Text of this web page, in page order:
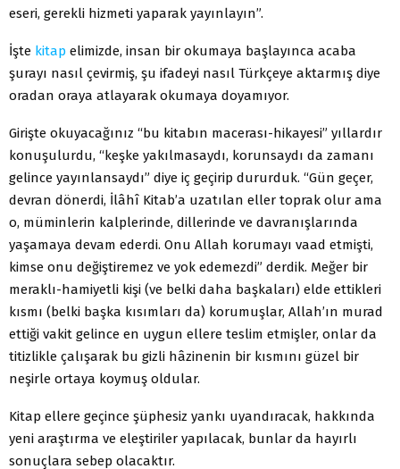
eseri, gerekli hizmeti yaparak yayınlayın”.
İşte kitap elimizde, insan bir okumaya başlayınca acaba
şurayı nasıl çevirmiş, şu ifadeyi nasıl Türkçeye aktarmış diye
oradan oraya atlayarak okumaya doyamıyor.
Girişte okuyacağınız “bu kitabın macerası-hikayesi” yıllardır
konuşulurdu, “keşke yakılmasaydı, korunsaydı da zamanı
gelince yayınlansaydı” diye iç geçirip dururduk. “Gün geçer,
devran dönerdi, İlâhî Kitab’a uzatılan eller toprak olur ama
o, müminlerin kalplerinde, dillerinde ve davranışlarında
yaşamaya devam ederdi. Onu Allah korumayı vaad etmişti,
kimse onu değiştiremez ve yok edemezdi” derdik. Meğer bir
meraklı-hamiyetli kişi (ve belki daha başkaları) elde ettikleri
kısmı (belki başka kısımları da) korumuşlar, Allah’ın murad
ettiği vakit gelince en uygun ellere teslim etmişler, onlar da
titizlikle çalışarak bu gizli hâzinenin bir kısmını güzel bir
neşirle ortaya koymuş oldular.
Kitap ellere geçince şüphesiz yankı uyandıracak, hakkında
yeni araştırma ve eleştiriler yapılacak, bunlar da hayırlı
sonuçlara sebep olacaktır.